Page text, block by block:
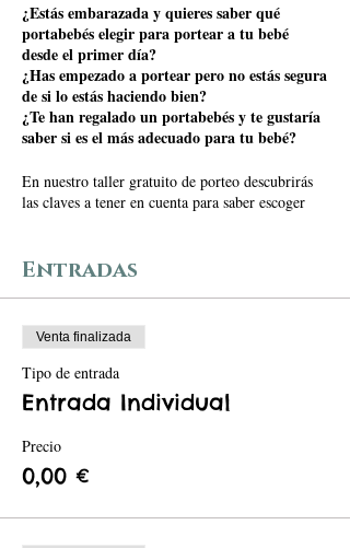
¿Estás embarazada y quieres saber qué
portabebés elegir para portear a tu bebé
desde el primer día?
¿Has empezado a portear pero no estás segura
de si lo estás haciendo bien?
¿Te han regalado un portabebés y te gustaría
saber si es el más adecuado para tu bebé?
En nuestro taller gratuito de porteo descubrirás
las claves a tener en cuenta para saber escoger
• Como Portear de forma segura.
diferentes portabebés.
• Las claves para escoger su portabebés ideal.
una bandolera y una mochila ergonómica.
Las plazas son limitadas.
Entradas
Venta finalizada
Tipo de entrada
Entrada Individual
Precio
0,00 €